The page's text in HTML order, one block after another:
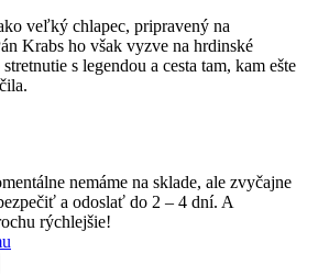
veľký chlapec, pripravený na
Krabs ho však vyzve na hrdinské
s legendou a cesta tam, kam ešte
nemáme na sklade, ale zvyčajne
a odoslať do 2 – 4 dní. A
rýchlejšie!